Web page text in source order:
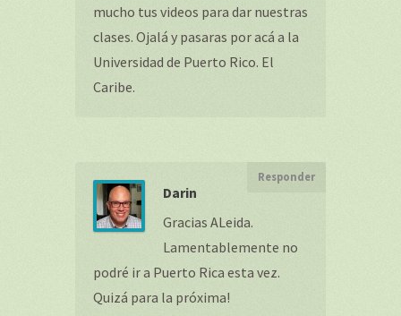
mucho tus videos para dar nuestras
clases. Ojalá y pasaras por acá a la
Universidad de Puerto Rico. El
Caribe.
Darin
Responder
Gracias ALeida.
Lamentablemente no
podré ir a Puerto Rica esta vez.
Quizá para la próxima!